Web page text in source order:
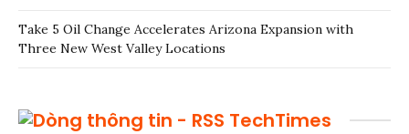
Take 5 Oil Change Accelerates Arizona Expansion with
Three New West Valley Locations
TechTimes